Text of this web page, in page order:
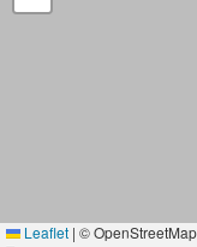
Leaflet | ©